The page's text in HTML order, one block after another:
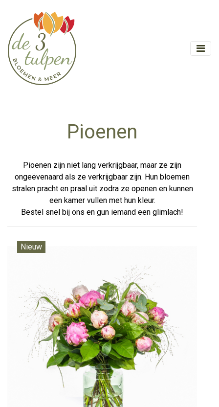
Pioenen
Pioenen zijn niet lang verkrijgbaar, maar ze zijn
ongeëvenaard als ze verkrijgbaar zijn. Hun bloemen
stralen pracht en praal uit zodra ze openen en kunnen
een kamer vullen met hun kleur.
Bestel snel bij ons en gun iemand een glimlach!
Nieuw